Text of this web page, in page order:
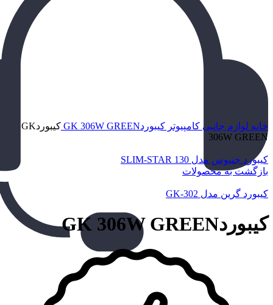
برای بزرگنمایی کلیک کنید
خانه لوازم جانبی کامپیوتر کیبوردGK 306W GREEN
کیبوردGK
306W GREEN
کیبورد جنیوس مدل SLIM-STAR 130
بازگشت به محصولات
کیبورد گرین مدل GK-302
کیبوردGK 306W GREEN